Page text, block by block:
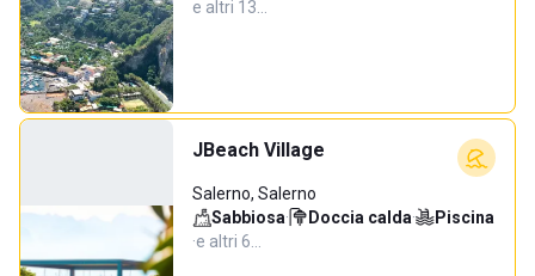
e altri 13…
JBeach Village
Salerno, Salerno
Sabbiosa· Doccia calda·
Piscina
·e altri 6…